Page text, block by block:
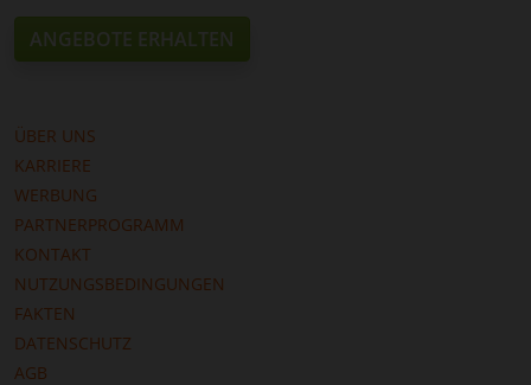
ANGEBOTE ERHALTEN
ÜBER UNS
KARRIERE
WERBUNG
PARTNERPROGRAMM
KONTAKT
NUTZUNGSBEDINGUNGEN
FAKTEN
DATENSCHUTZ
AGB